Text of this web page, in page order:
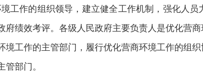
工作的组织领导，建立健全工作机制，强化人
绩效考评。各级人民政府主要负责人是优化营商
工作的主管部门，履行优化营商环境工作的组
部门。